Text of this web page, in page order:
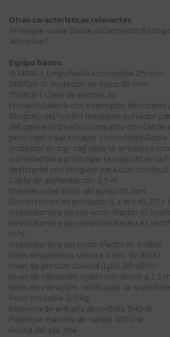
Otras características relevantes
Arranque suave Doble aislamiento
antirestart
Equipo básico
153489-2: Empuñadura completa 125 mm
199709-0: Protector de disco 115 mm
782423-1: Llave de pivotes 35
Miniamoladora con interruptor deslizante
Bloqueo del husillo mediante pulsador
del operario Diseño compacto con cañón
peso ligero para mayor comodidad
protector en zig-zag sella la armadura
suciedad para prolongar la vida útil de la
deslizante con bloqueo para uso continuo
Cable de alimentación: 2,5 m
Diámetro del disco abrasivo: 115 mm
Dimensiones de producto (L x W x H): 271 x
Incertidumbre de vibración (Factor K),
Incertidumbre de vibración (Factor K),
m/s²
Incertidumbre del ruido (Factor K): 3 dB(A)
Nivel de potencia sonora (LWA): 97 dB(A)
Nivel de presión sonora (LpA): 89 dB(A)
Nivel de vibración, lijado con disco: ≤ 2,5
Nivel de vibración, rectificado de
Peso sin cable: 2,0 kg
Potencia de entrada absorbida: 840 W
Potencia máxima de salida: 1000 W
Rosca del eje: M14